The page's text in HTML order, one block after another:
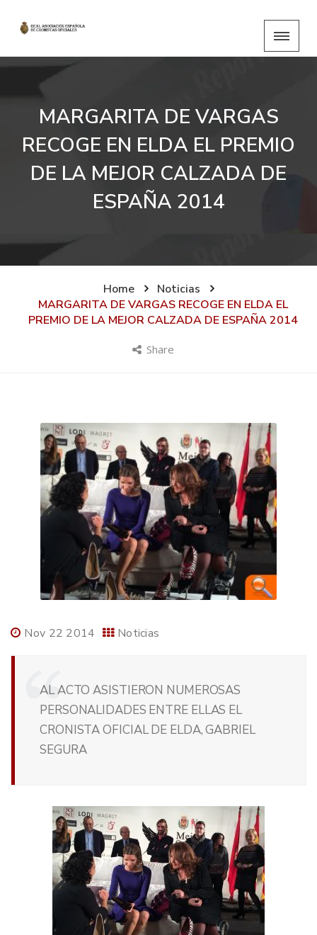
MARGARITA DE VARGAS
RECOGE EN ELDA EL PREMIO
DE LA MEJOR CALZADA DE
ESPAÑA 2014
Home
Noticias
MARGARITA DE VARGAS RECOGE EN ELDA EL
PREMIO DE LA MEJOR CALZADA DE ESPAÑA 2014
Share
Nov 22 2014 Noticias
AL ACTO ASISTIERON NUMEROSAS
PERSONALIDADES ENTRE ELLAS EL
CRONISTA OFICIAL DE ELDA, GABRIEL
SEGURA